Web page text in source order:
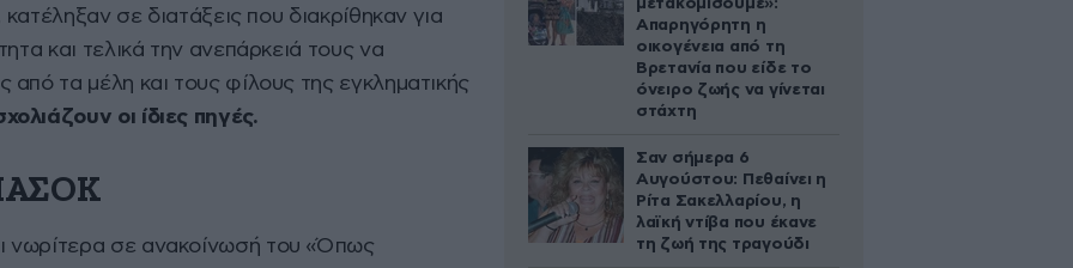
σε διατάξεις που διακρίθηκαν για
και τελικά την ανεπάρκειά τους να
τα μέλη και τους φίλους της εγκληματικής
οι ίδιες πηγές.
σε ανακοίνωσή του «Όπως
μετακομίσουμε»:
Απαρηγόρητη η
οικογένεια από τη
Βρετανία που είδε το
όνειρο ζωής να γίνεται
στάχτη
Σαν σήμερα 6
Αυγούστου: Πεθαίνει η
Ρίτα Σακελλαρίου, η
λαϊκή ντίβα που έκανε
τη ζωή της τραγούδι